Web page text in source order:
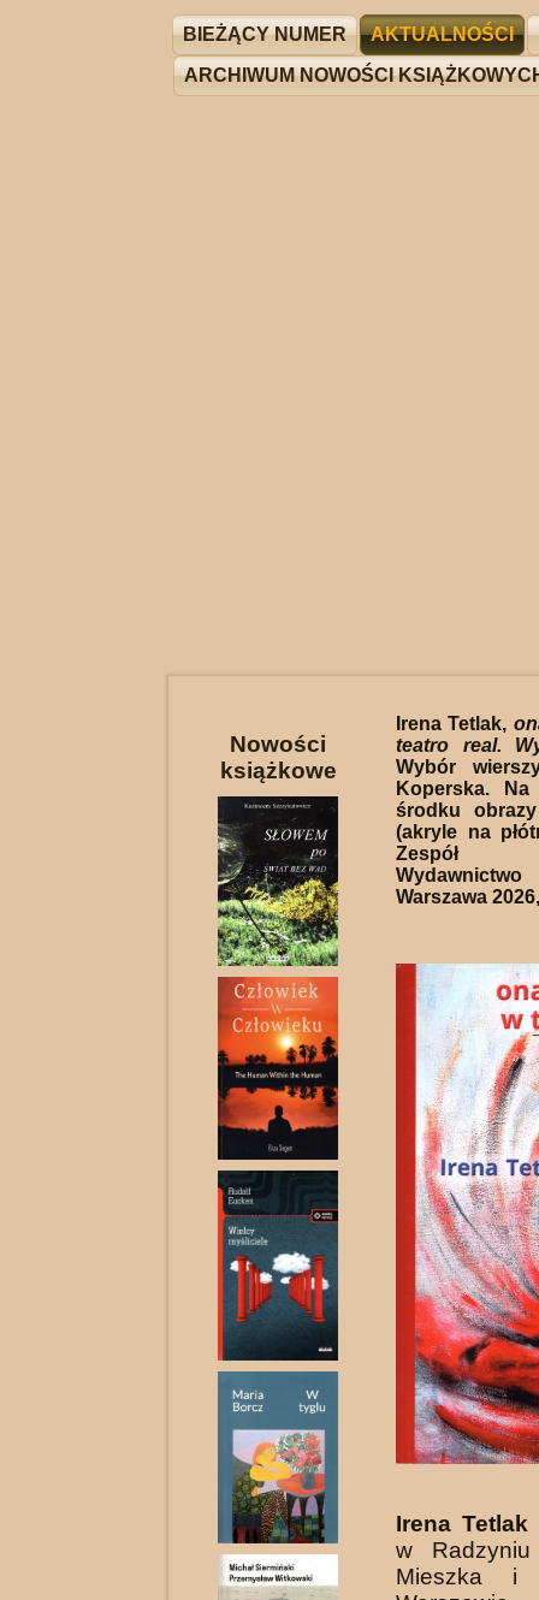
BIEŻĄCY NUMER AKTUALNOŚCI
ARCHIWUM NOWOŚCI
Nowości
książkowe
Irena Tetlak,
teatro real.
Wybór
Koperska.
środku
(akryle na
Zespół
Warszawa
Irena Tetlak
w Radzyniu
Mieszka i